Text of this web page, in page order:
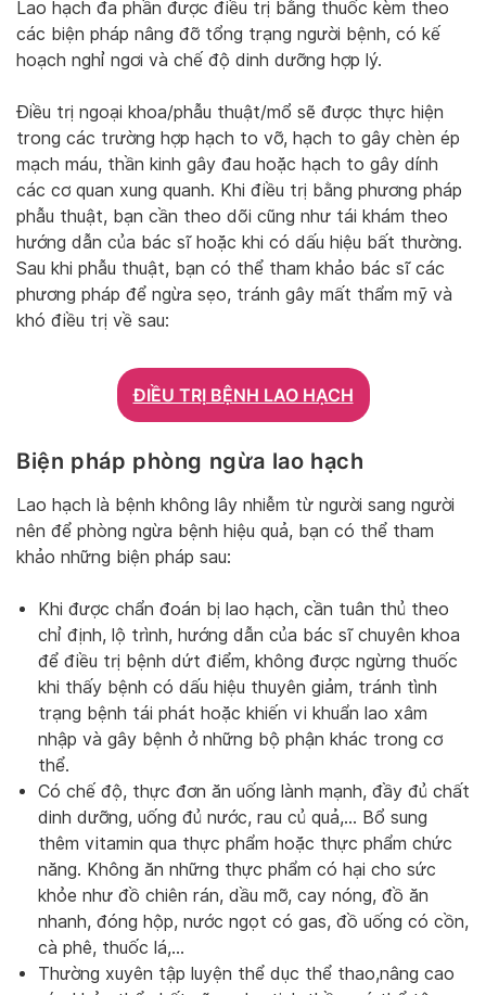
Lao hạch đa phần được điều trị bằng thuốc kèm theo
các biện pháp nâng đỡ tổng trạng người bệnh, có kế
hoạch nghỉ ngơi và chế độ dinh dưỡng hợp lý.
Điều trị ngoại khoa/phẫu thuật/mổ sẽ được thực hiện
trong các trường hợp hạch to vỡ, hạch to gây chèn ép
mạch máu, thần kinh gây đau hoặc hạch to gây dính
các cơ quan xung quanh. Khi điều trị bằng phương pháp
phẫu thuật, bạn cần theo dõi cũng như tái khám theo
hướng dẫn của bác sĩ hoặc khi có dấu hiệu bất thường.
Sau khi phẫu thuật, bạn có thể tham khảo bác sĩ các
phương pháp để ngừa sẹo, tránh gây mất thẩm mỹ và
khó điều trị về sau:
ĐIỀU TRỊ BỆNH LAO HẠCH
Biện pháp phòng ngừa lao hạch
Lao hạch là bệnh không lây nhiễm từ người sang người
nên để phòng ngừa bệnh hiệu quả, bạn có thể tham
khảo những biện pháp sau:
Khi được chẩn đoán bị lao hạch, cần tuân thủ theo
chỉ định, lộ trình, hướng dẫn của bác sĩ chuyên khoa
để điều trị bệnh dứt điểm, không được ngừng thuốc
khi thấy bệnh có dấu hiệu thuyên giảm, tránh tình
trạng bệnh tái phát hoặc khiến vi khuẩn lao xâm
nhập và gây bệnh ở những bộ phận khác trong cơ
thể.
Có chế độ, thực đơn ăn uống lành mạnh, đầy đủ chất
dinh dưỡng, uống đủ nước, rau củ quả,… Bổ sung
thêm vitamin qua thực phẩm hoặc thực phẩm chức
năng. Không ăn những thực phẩm có hại cho sức
khỏe như đồ chiên rán, dầu mỡ, cay nóng, đồ ăn
nhanh, đóng hộp, nước ngọt có gas, đồ uống có cồn,
cà phê, thuốc lá,…
Thường xuyên tập luyện thể dục thể thao,nâng cao